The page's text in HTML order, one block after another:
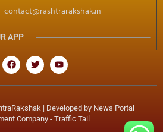
contact@rashtrarakshak.in
APP
| Developed by News Portal
Company- Traffic Tail